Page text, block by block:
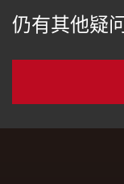
仍有其他疑